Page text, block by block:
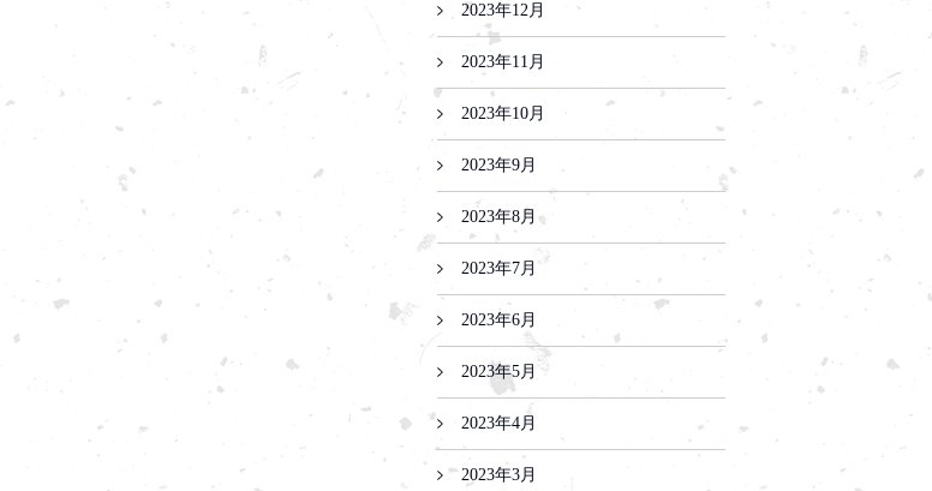
2023年12月
2023年11月
2023年10月
2023年9月
2023年8月
2023年7月
2023年6月
2023年5月
2023年4月
2023年3月